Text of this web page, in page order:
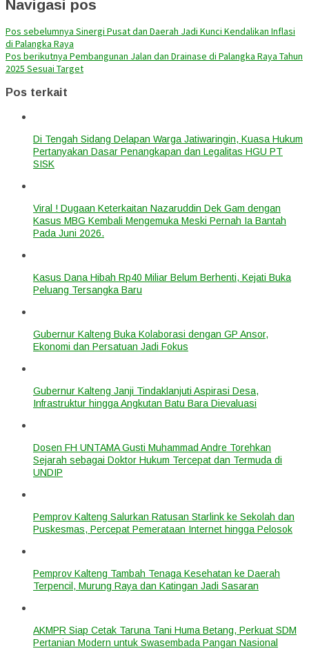
Navigasi pos
Pos sebelumnya Sinergi Pusat dan Daerah Jadi Kunci Kendalikan Inflasi
di Palangka Raya
Pos berikutnya Pembangunan Jalan dan Drainase di Palangka Raya Tahun
2025 Sesuai Target
Pos terkait
Di Tengah Sidang Delapan Warga Jatiwaringin, Kuasa Hukum
Pertanyakan Dasar Penangkapan dan Legalitas HGU PT
SISK
Viral ! Dugaan Keterkaitan Nazaruddin Dek Gam dengan
Kasus MBG Kembali Mengemuka Meski Pernah Ia Bantah
Pada Juni 2026.
Kasus Dana Hibah Rp40 Miliar Belum Berhenti, Kejati Buka
Peluang Tersangka Baru
Gubernur Kalteng Buka Kolaborasi dengan GP Ansor,
Ekonomi dan Persatuan Jadi Fokus
Gubernur Kalteng Janji Tindaklanjuti Aspirasi Desa,
Infrastruktur hingga Angkutan Batu Bara Dievaluasi
Dosen FH UNTAMA Gusti Muhammad Andre Torehkan
Sejarah sebagai Doktor Hukum Tercepat dan Termuda di
UNDIP
Pemprov Kalteng Salurkan Ratusan Starlink ke Sekolah dan
Puskesmas, Percepat Pemerataan Internet hingga Pelosok
Pemprov Kalteng Tambah Tenaga Kesehatan ke Daerah
Terpencil, Murung Raya dan Katingan Jadi Sasaran
AKMPR Siap Cetak Taruna Tani Huma Betang, Perkuat SDM
Pertanian Modern untuk Swasembada Pangan Nasional